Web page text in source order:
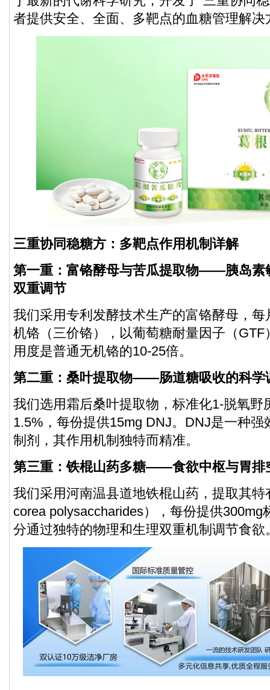
者提供安全、全面、多靶点的血糖管理解决
三重协同稳糖方：多靶点作用机制详解
第一重：富铬酵母与苦瓜提取物——胰岛素
双重调节
我们采用专利发酵技术生产的富铬酵母，
机铬（三价铬），以葡萄糖耐量因子（
用度是普通无机铬的10-25倍。
第二重：桑叶提取物——肠道糖吸收的科学
我们选用霜后桑叶提取物，标准化1-脱氧野
1.5%，每份提供15mg DNJ。DNJ是一种强
制剂，其作用机制独特而精准。
第三重：铁棍山药多糖——食欲中枢与胃排
我们采用河南温县道地铁棍山药，提取其
corea polysaccharides），每份提供300mg
分通过独特的物理和生理双重机制调节食欲